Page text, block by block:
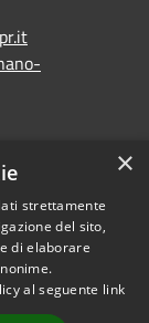
• Comune di
Bagni • Powered
×
strettamente
del sito,
di elaborare
al seguente link